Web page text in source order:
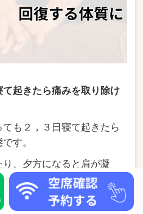
起きたら痛みを取り除け
も２，３日寝て起きたら
す。
、夕方になると肩が凝
たことを寝て治せないの